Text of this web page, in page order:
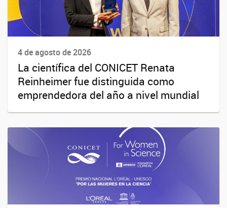
4 de agosto de 2026
La científica del CONICET Renata
Reinheimer fue distinguida como
emprendedora del año a nivel mundial